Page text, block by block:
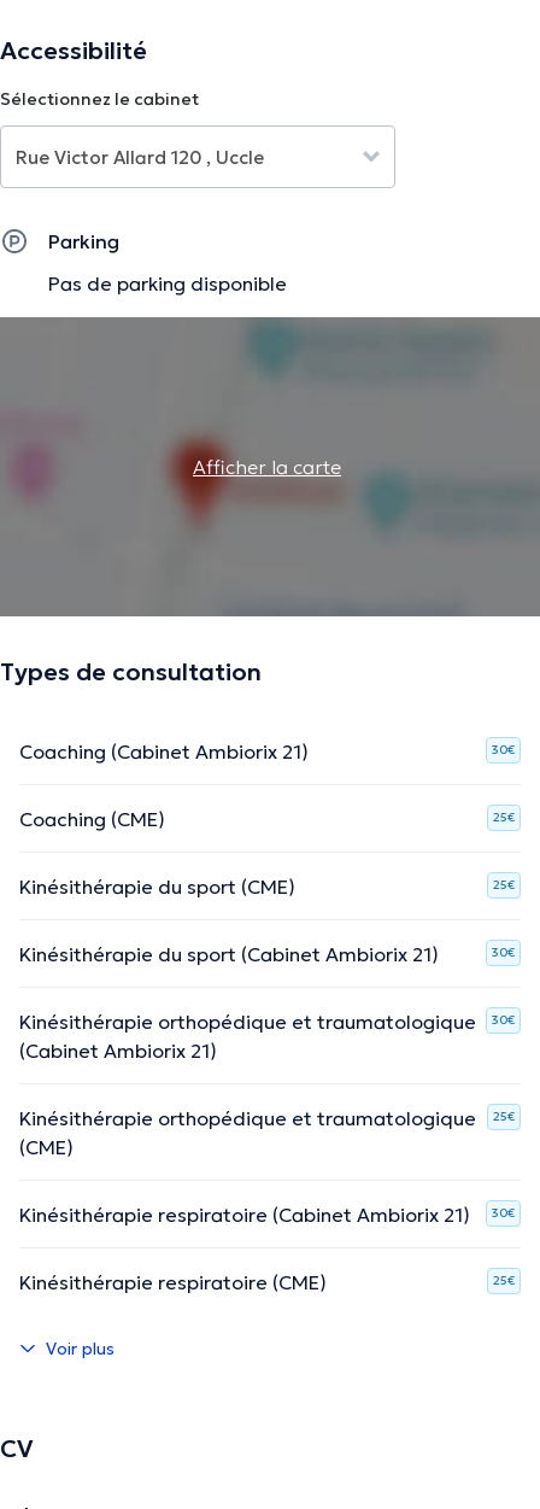
informations vérifiées.
Accessibilité
Sélectionnez le cabinet
Parking
Pas de parking disponible
Afficher la carte
Types de consultation
Coaching (Cabinet Ambiorix 21) 30€
Coaching (CME) 25€
Kinésithérapie du sport (CME) 25€
Kinésithérapie du sport (Cabinet Ambiorix 21) 30€
Kinésithérapie orthopédique et traumatologique
(Cabinet Ambiorix 21)
30€
Kinésithérapie orthopédique et traumatologique
(CME)
25€
Kinésithérapie respiratoire (Cabinet Ambiorix 21) 30€
Kinésithérapie respiratoire (CME) 25€
Voir plus
CV